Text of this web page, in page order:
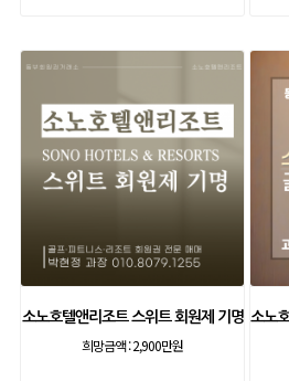
소노호텔앤리조트 스위트 회원제 기명
희망금액 :2,900만원